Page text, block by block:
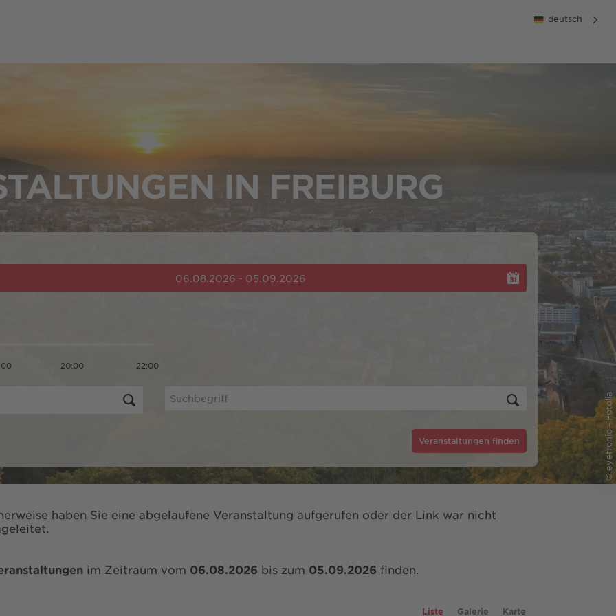
deutsch
© eyetronic - Fotolia
IN FREIBURG
06.08.2026 - 05.09.2026
20:00 22:00
Veranstaltungen finden
haben Sie eine abgelaufene Veranstaltung aufgerufen oder der Link war nicht
im Zeitraum vom 06.08.2026 bis zum 05.09.2026 finden.
Liste Galerie Karte